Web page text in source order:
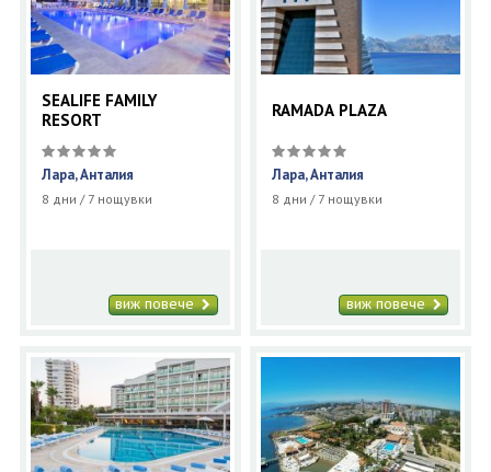
SEALIFE FAMILY
RESORT
Лара, Анталия
8 дни / 7 нощувки
виж повече
RAMADA PLAZA
Лара, Анталия
8 дни / 7 нощувки
виж повече